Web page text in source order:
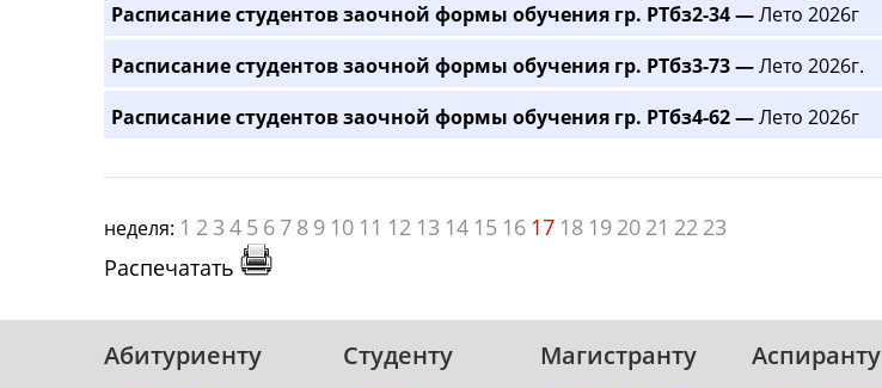
Расписание студентов заочной формы обучения гр. РТбз2-34 —Лето 2026г
Расписание студентов заочной формы обучения гр. РТбз3-73 —Лето 2026г.
Расписание студентов заочной формы обучения гр. РТбз4-62 —Лето 2026г
неделя: 1 2 3 4 5 6 7 8 9 10 11 12 13 14 15 16 17 18 19 20 21 22 23
Распечатать
Абитуриенту Студенту Магистранту Аспиранту